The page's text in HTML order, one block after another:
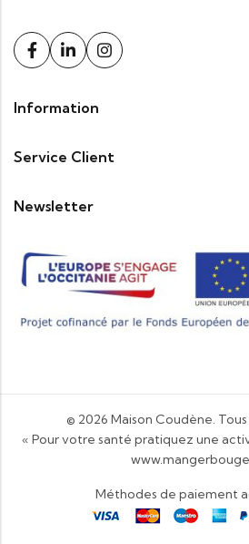
Information
Service Client
Newsletter
© 2026 Maison Coudène.
« Pour votre santé pratiquez une
Méthodes de paiement